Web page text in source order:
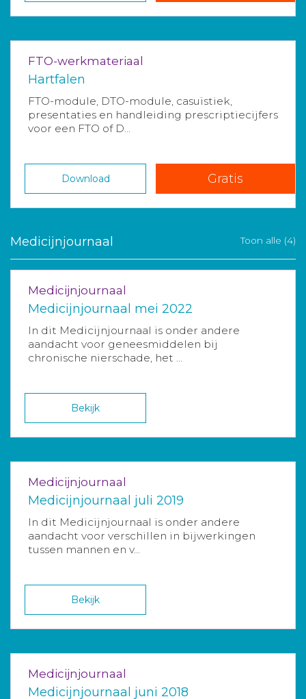
FTO-werkmateriaal
Hartfalen
FTO-module, DTO-module, casuïstiek,
presentaties en handleiding prescriptiecijfers
voor een FTO of D...
Download Gratis
Medicijnjournaal Toon alle (4)
Medicijnjournaal
Medicijnjournaal mei 2022
In dit Medicijnjournaal is onder andere
aandacht voor geneesmiddelen bij
chronische nierschade, het ...
Bekijk
Medicijnjournaal
Medicijnjournaal juli 2019
In dit Medicijnjournaal is onder andere
aandacht voor verschillen in bijwerkingen
tussen mannen en v...
Bekijk
Medicijnjournaal
Medicijnjournaal juni 2018